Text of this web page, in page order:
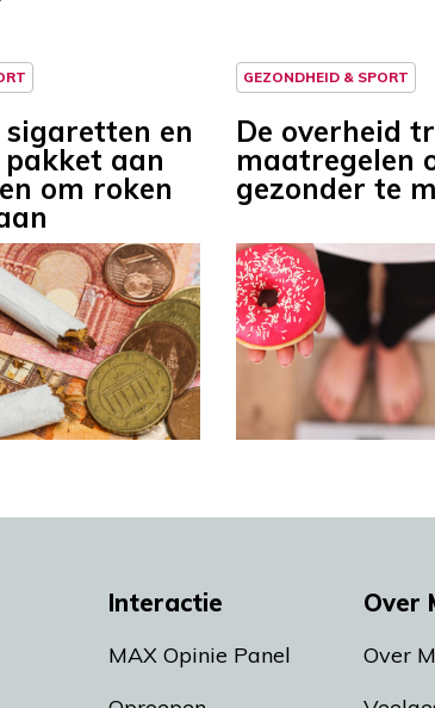
sigaretten en
aan
om roken
GEZONDHEID & SPORT
De overheid
maatregelen
gezonder te
Interactie
MAX Opinie Panel
Over
Over